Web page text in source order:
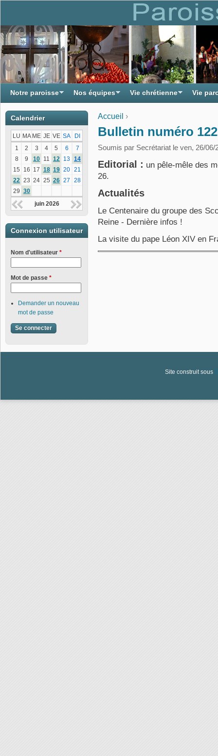
Vous êtes ici
Accueil ›
Bulletin numéro
Soumis par Secrétariat le ven, 26/06/
Editorial : un pêle-mêle des
26.
Actualités
Le Centenaire du groupe des
Reine - Dernière infos !
La visite du pape Léon XIV en
Notre paroisse Nos équipes Vie chrétienne Vie
Calendrier
LU MA ME JE VE SA
DI
1
2 3 4 5 6
7
8
9 10 11 12 13 14
15
16 17 18 19 20 21
22 23 24 25 26 27
28
29 30
juin 2026
Connexion utilisateur
Nom d'utilisateur *
Mot de passe *
Demander un nouveau
mot de passe
Site construit sous